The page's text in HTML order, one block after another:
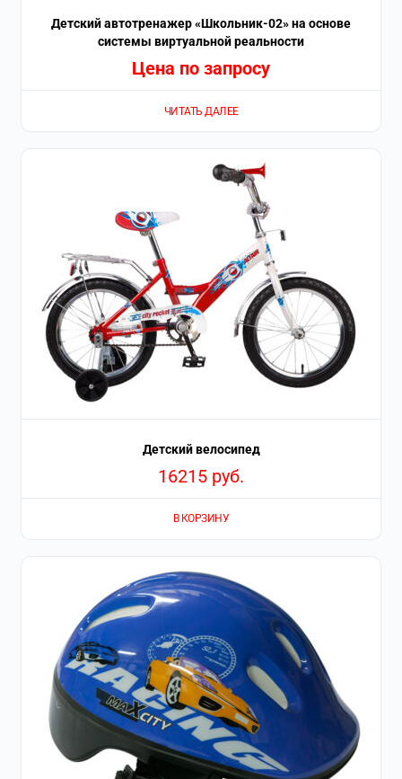
Детский автотренажер «Школьник-02» на основе
системы виртуальной реальности
Цена по запросу
ЧИТАТЬ ДАЛЕЕ
Детский велосипед
16215 руб.
В КОРЗИНУ